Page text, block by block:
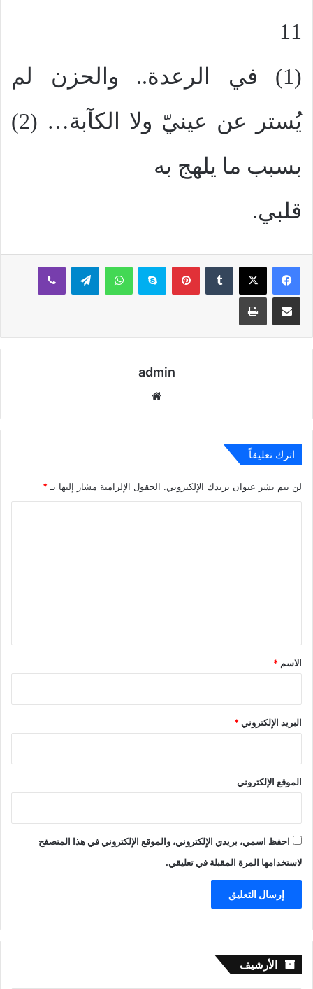
11
(1) في الرعدة.. والحزن لم
يُستر عن عينيّ ولا الكآبة… (2)
بسبب ما يلهج به
قلبي.
بينتيريستسكايب واتساب تيلقرام ڤايبر
مشاركة عبر البريد طباعة
admin
اترك تعليقاً
لن يتم نشر عنوان بريدك الإلكتروني. الحقول الإلزامية مشار إليها بـ *
*
الاسم *
البريد الإلكتروني*
الموقع الإلكتروني
احفظ اسمي، بريدي الإلكتروني، والموقع الإلكتروني في هذا المتصفح
لاستخدامها المرة المقبلة في تعليقي.
الأرشيف الأرشيف